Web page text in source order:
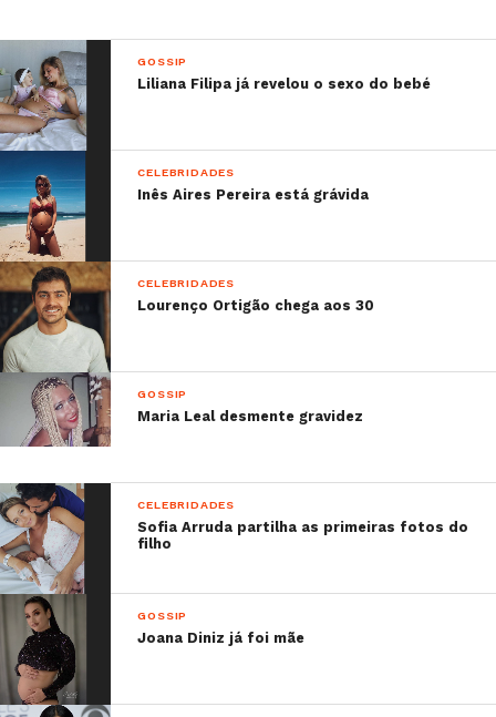
GOSSIP
Liliana Filipa já revelou o sexo do bebé
CELEBRIDADES
Inês Aires Pereira está grávida
CELEBRIDADES
Lourenço Ortigão chega aos 30
GOSSIP
Maria Leal desmente gravidez
CELEBRIDADES
Sofia Arruda partilha as primeiras fotos do
filho
GOSSIP
Joana Diniz já foi mãe